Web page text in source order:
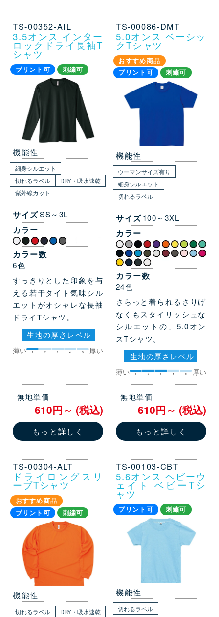
TS-00352-AIL
3.5オンス インター
ロックドライ長袖T
シャツ
プリント可 刺繍可
機能性
細身シルエット
切れるラベル
DRY・吸水速乾
紫外線カット
サイズSS～3L
カラー
カラー数
6色
すっきりとした印象を与
える若干タイト気味シル
エットがオシャレな長袖
ドライTシャツ。
生地の厚さレベル
薄い 1 2 3 4 5 厚い
無地単価
610円～ (税込)
もっと詳しく
TS-00086-DMT
5.0オンス ベーシッ
クTシャツ
おすすめ商品
プリント可
刺繍可
機能性
ウーマンサイズ有り
細身シルエット
切れるラベル
サイズ100～3XL
カラー
カラー数
24色
さらっと着られるさりげ
なくもスタイリッシュな
シルエットの、5.0オン
スTシャツ。
生地の厚さレベル
薄い 1 2 3 4 5 厚い
無地単価
610円～ (税込)
もっと詳しく
TS-00304-ALT
ドライロングスリ
ーブTシャツ
おすすめ商品
プリント可
刺繍可
機能性
切れるラベル DRY・吸水速乾
TS-00103-CBT
5.6オンス ヘビーウ
ェイト ベビーTシ
ャツ
プリント可 刺繍可
機能性
切れるラベル